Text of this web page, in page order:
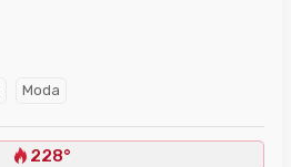
Moda
228°